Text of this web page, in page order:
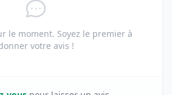
le moment. Soyez le premier à
votre avis !